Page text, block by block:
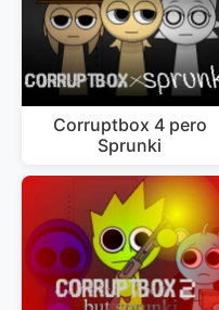
Corruptbox 4 pero
Sprunki